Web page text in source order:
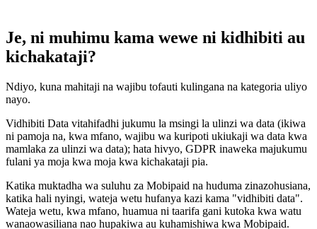
Je, ni muhimu kama wewe ni kidhibiti au
kichakataji?
Ndiyo, kuna mahitaji na wajibu tofauti kulingana na kategoria uliyo
nayo.
Vidhibiti Data vitahifadhi jukumu la msingi la ulinzi wa data (ikiwa
ni pamoja na, kwa mfano, wajibu wa kuripoti ukiukaji wa data kwa
mamlaka za ulinzi wa data); hata hivyo, GDPR inaweka majukumu
fulani ya moja kwa moja kwa kichakataji pia.
Katika muktadha wa suluhu za Mobipaid na huduma zinazohusiana,
katika hali nyingi, wateja wetu hufanya kazi kama "vidhibiti data".
Wateja wetu, kwa mfano, huamua ni taarifa gani kutoka kwa watu
wanaowasiliana nao hupakiwa au kuhamishiwa kwa Mobipaid.